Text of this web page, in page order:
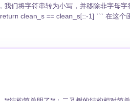
字母和数字，忽略掉标点和空白。然后
是一个回文字符串。